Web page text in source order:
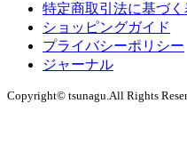
特定商取引法に基づ
ショッピングガイド
プライバシーポリシー
ジャーナル
Copyright© tsunagu.All Rights